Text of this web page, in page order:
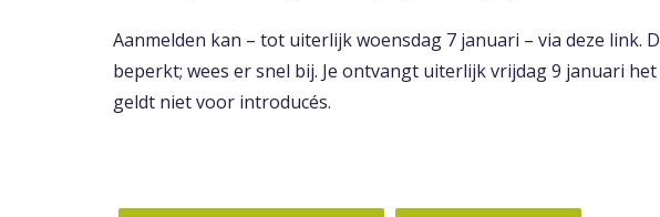
Aanmelden kan – tot uiterlijk woensdag 7 januari – via deze link.
beperkt; wees er snel bij. Je ontvangt uiterlijk vrijdag 9 januari
geldt niet voor introducés.